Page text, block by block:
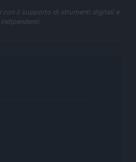
con il supporto di strumenti digitali e